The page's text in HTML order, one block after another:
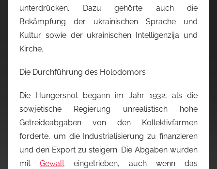
unterdrücken. Dazu gehörte auch die
Bekämpfung der ukrainischen Sprache und
Kultur sowie der ukrainischen Intelligenzija und
Kirche.
Die Durchführung des Holodomors
Die Hungersnot begann im Jahr 1932, als die
sowjetische Regierung unrealistisch hohe
Getreideabgaben von den Kollektivfarmen
forderte, um die Industrialisierung zu finanzieren
und den Export zu steigern. Die Abgaben wurden
mit Gewalt eingetrieben, auch wenn das